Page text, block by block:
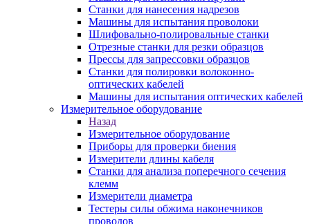
Станки для нанесения надрезов
Машины для испытания проволоки
Шлифовально-полировальные станки
Отрезные станки для резки образцов
Прессы для запрессовки образцов
Станки для полировки волоконно-
оптических кабелей
Машины для испытания оптических кабелей
Измерительное оборудование
Назад
Измерительное оборудование
Приборы для проверки биения
Измерители длины кабеля
Станки для анализа поперечного сечения
клемм
Измерители диаметра
Тестеры силы обжима наконечников
проводов